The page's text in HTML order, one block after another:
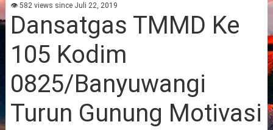
👁 582 views since Juli 22, 2019
Dansatgas TMMD Ke
105 Kodim
0825/Banyuwangi
Turun Gunung Motivasi